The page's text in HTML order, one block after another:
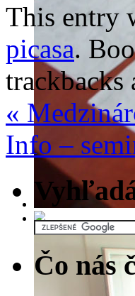
This entry
picasa.
trackbacks
«
Info –
Čo nás